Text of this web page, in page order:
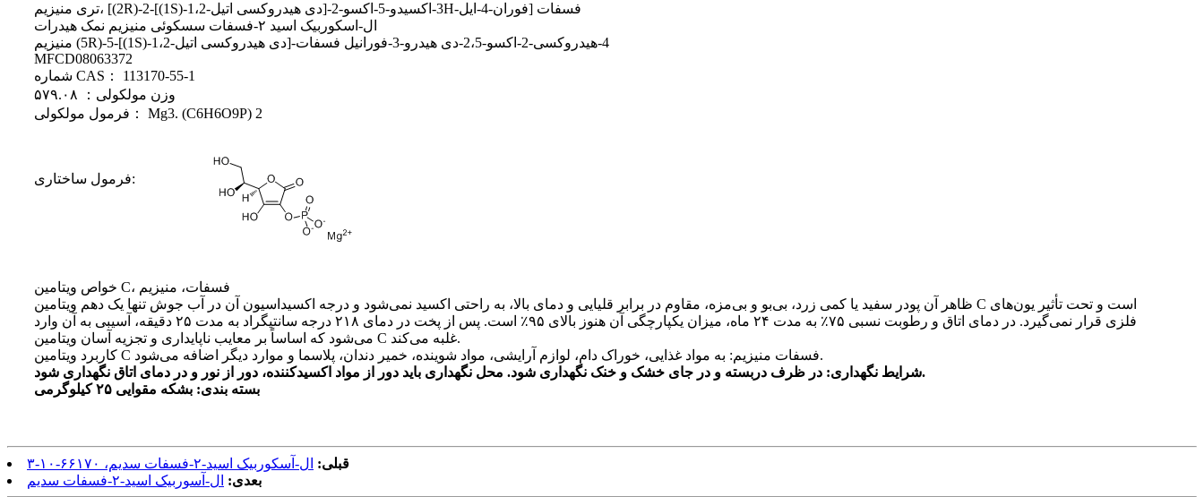
تری منیزیم، [(2R)-2-[(1S)-1،2-دی هیدروکسی اتیل]-3-اکسیدو-5-اکسو-2H-فوران-4-ایل] فسفات
ال-اسکوربیک اسید ۲-فسفات سسکوئی منیزیم نمک هیدرات
منیزیم (5R)-5-[(1S)-1،2-دی هیدروکسی اتیل]-4-هیدروکسی-2-اکسو-2،5-دی هیدرو-3-فورانیل فسفات
MFCD08063372
شماره CAS： 113170-55-1
وزن مولکولی： ۵۷۹.۰۸
فرمول مولکولی： Mg3. (C6H6O9P) 2
فرمول ساختاری:
خواص ویتامین C، فسفات، منیزیم
ظاهر آن پودر سفید یا کمی زرد، بی‌بو و بی‌مزه، مقاوم در برابر قلیایی و دمای بالا، به راحتی اکسید نمی‌شود و درجه اکسیداسیون آن در آب جوش تنها یک دهم ویتامین C است و تحت تأثیر یون‌های
فلزی قرار نمی‌گیرد. در دمای اتاق و رطوبت نسبی ۷۵٪ به مدت ۲۴ ماه، میزان یکپارچگی آن هنوز بالای ۹۵٪ است. پس از پخت در دمای ۲۱۸ درجه سانتیگراد به مدت ۲۵ دقیقه، آسیبی به آن وارد
می‌شود که اساساً بر معایب ناپایداری و تجزیه آسان ویتامین C غلبه می‌کند.
کاربرد ویتامین C فسفات منیزیم: به مواد غذایی، خوراک دام، لوازم آرایشی، مواد شوینده، خمیر دندان، پلاسما و موارد دیگر اضافه می‌شود.
شرایط نگهداری: در ظرف دربسته و در جای خشک و خنک نگهداری شود. محل نگهداری باید دور از مواد اکسیدکننده، دور از نور و در دمای اتاق نگهداری شود.
بسته بندی: بشکه مقوایی ۲۵ کیلوگرمی
قبلی: ال-آسکوربیک اسید-۲-فسفات سدیم، ۶۶۱۷۰-۱۰-۳
بعدی: ال-آسوربیک اسید-۲-فسفات سدیم